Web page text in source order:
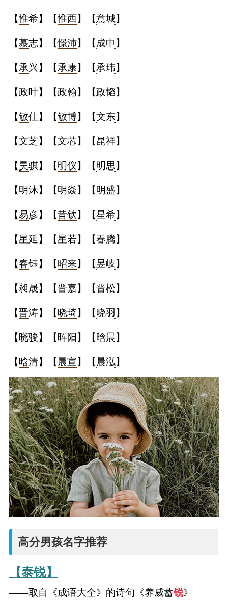
【惟希】【惟西】【意城】
【慕志】【憬沛】【 成申 】
【承兴】【承康】【承玮】
【政叶】【政翰】【政韬】
【敏佳】【敏博】【文东】
【文芝】【文芯】【 昆祥】
【昊骐】【明仪】【明思 】
【明沐】【明焱】【明盛】
【易彦】【昔钦】【星希】
【星延 】【星若】【春腾】
【春钰】【 昭来】【昱岐】
【昶晟】【晋嘉】【晋松】
【晋涛】【 晓琦】【 晓羽 】
【 晓骏】【 晖阳 】【 晗晨】
【 晗清】【 晨宣】【 晨泓】
高分男孩名字推荐
【泰锐】
——取自《成语大全》的诗句《养威蓄锐》